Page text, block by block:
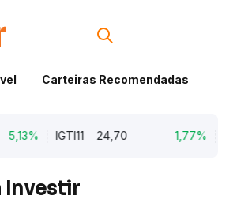
Carteiras Recomendadas
IGTI11 24,70 1,77%
Investir